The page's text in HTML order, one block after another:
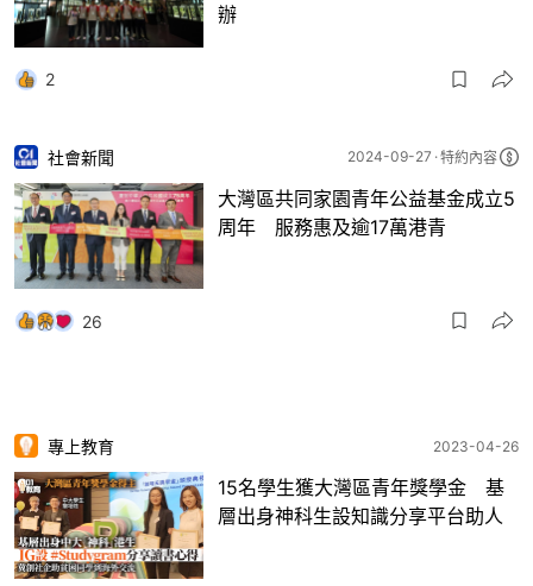
辦
2
社會新聞 2024-09-27 特約內容
大灣區共同家園青年公益基金成立5
周年 服務惠及逾17萬港青
26
專上教育 2023-04-26
15名學生獲大灣區青年獎學金 基
層出身神科生設知識分享平台助人